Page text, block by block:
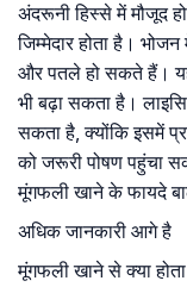
अंदरूनी हिस्से में मौजूद
जिम्मेदार होता है।
और पतले हो सकते हैं।
भी बढ़ा सकता है।
सकता है, क्योंकि इसमें
को जरूरी पोषण पहुंचा
मूंगफली खाने के फायदे
अधिक जानकारी आगे है
मूंगफली खाने से क्या